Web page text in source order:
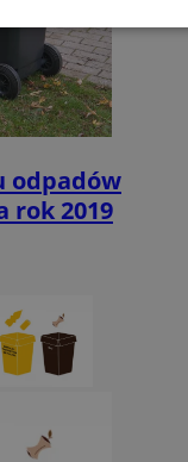
odpadów
rok 2019
z podstawowych